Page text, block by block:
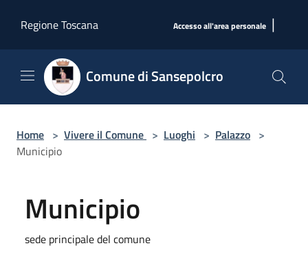
Regione Toscana
Accesso all'area personale |
Comune di Sansepolcro
Home > Vivere il Comune > Luoghi > Palazzo >
Municipio
Municipio
sede principale del comune